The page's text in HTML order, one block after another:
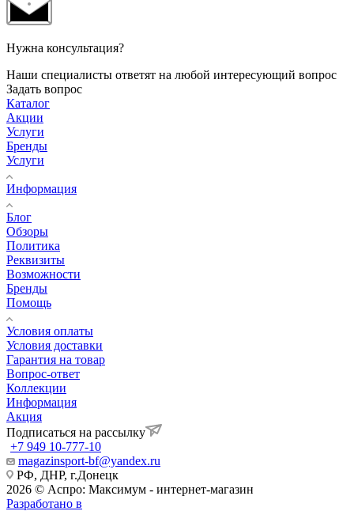
Нужна консультация?
Наши специалисты ответят на любой интересующий вопрос
Задать вопрос
Каталог
Акции
Услуги
Бренды
Услуги
Информация
Блог
Обзоры
Политика
Реквизиты
Возможности
Бренды
Помощь
Условия оплаты
Условия доставки
Гарантия на товар
Вопрос-ответ
Коллекции
Информация
Акция
Подписаться на рассылку
+7 949 10-777-10
magazinsport-bf@yandex.ru
РФ, ДНР, г.Донецк
2026 © Аспро: Максимум - интернет-магазин
Разработано в